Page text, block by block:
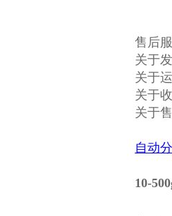
售后
关于
关于
关于
关于
自动
10-